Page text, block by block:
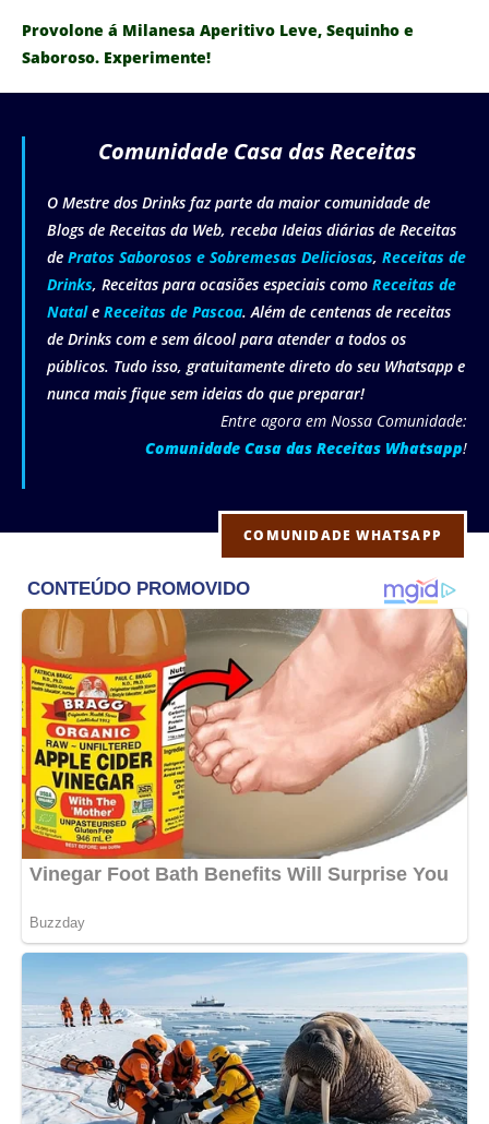
Provolone á Milanesa Aperitivo Leve, Sequinho e
Saboroso. Experimente!
Comunidade Casa das Receitas
O Mestre dos Drinks faz parte da maior comunidade de
Blogs de Receitas da Web, receba Ideias diárias de Receitas
de Pratos Saborosos e Sobremesas Deliciosas, Receitas de
Drinks, Receitas para ocasiões especiais como Receitas de
Natale Receitas de Pascoa. Além de centenas de receitas
de Drinks com e sem álcool para atender a todos os
públicos. Tudo isso, gratuitamente direto do seu Whatsapp e
nunca mais fique sem ideias do que preparar!
Entre agora em Nossa Comunidade:
Comunidade Casa das Receitas Whatsapp!
COMUNIDADE WHATSAPP